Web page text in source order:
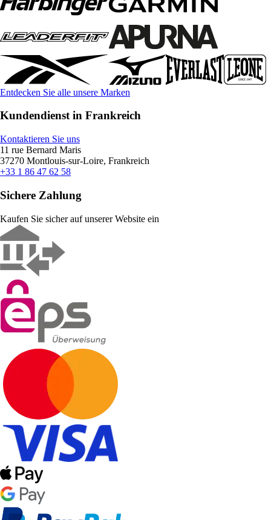
Entdecken Sie alle unsere Marken
Kundendienst in Frankreich
Kontaktieren Sie uns
11 rue Bernard Maris
37270 Montlouis-sur-Loire, Frankreich
+33 1 86 47 62 58
Sichere Zahlung
Kaufen Sie sicher auf unserer Website ein